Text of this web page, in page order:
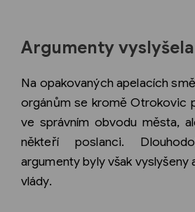
Argumenty
Na opakovaných apelacích
orgánům se kromě Otrokovic
ve správním obvodu města,
někteří poslanci.
argumenty byly však vyslyšeny
vlády.